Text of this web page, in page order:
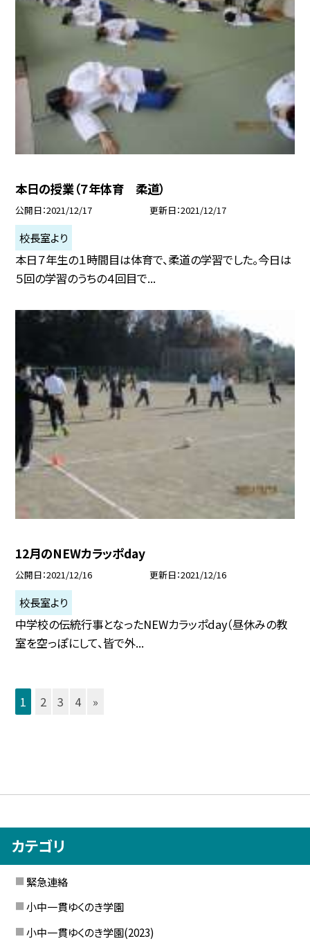
本日の授業（７年体育 柔道）
公開日 2021/12/17 更新日 2021/12/17
校長室より
本日７年生の１時間目は体育で、柔道の学習でした。今日は
５回の学習のうちの４回目で...
12月のNEWカラッポday
公開日 2021/12/16 更新日 2021/12/16
校長室より
中学校の伝統行事となったNEWカラッポday（昼休みの教
室を空っぽにして、皆で外...
1 2 3 4 »
カテゴリ
緊急連絡
小中一貫ゆくのき学園
小中一貫ゆくのき学園(2023)